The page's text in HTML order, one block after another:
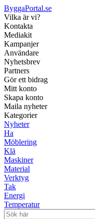
ByggaPortal.se
Vilka är vi?
Kontakta
Mediakit
Kampanjer
Användare
Nyhetsbrev
Partners
Gör ett bidrag
Mitt konto
Skapa konto
Maila nyheter
Kategorier
Nyheter
Ha
Möblering
Klä
Maskiner
Material
Verktyg
Tak
Energi
Temperatur